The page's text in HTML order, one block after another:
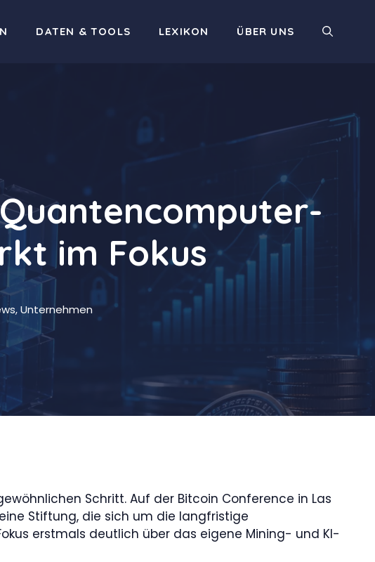
DATEN & TOOLS LEXIKON ÜBER UNS
im Fokus
,Unternehmen
Schritt. Auf der Bitcoin Conference in Las
Stiftung, die sich um die langfristige
erstmals deutlich über das eigene Mining- und KI-